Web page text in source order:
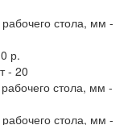
стола, мм -
р.
- 20
стола, мм -
стола, мм -